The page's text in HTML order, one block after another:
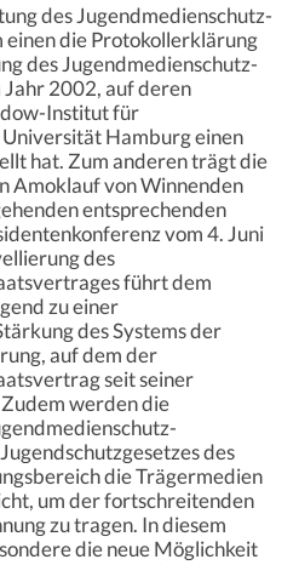
des Jugendmedienschutz-
die Protokollerklärung
des Jugendmedienschutz-
2002, auf deren
Institut für
Hamburg einen
hat. Zum anderen trägt die
Amoklauf von Winnenden
entsprechenden
vom 4. Juni
des
führt dem
zu einer
des Systems der
auf dem der
seit seiner
werden die
des
die Trägermedien
um der fortschreitenden
zu tragen. In diesem
die neue Möglichkeit